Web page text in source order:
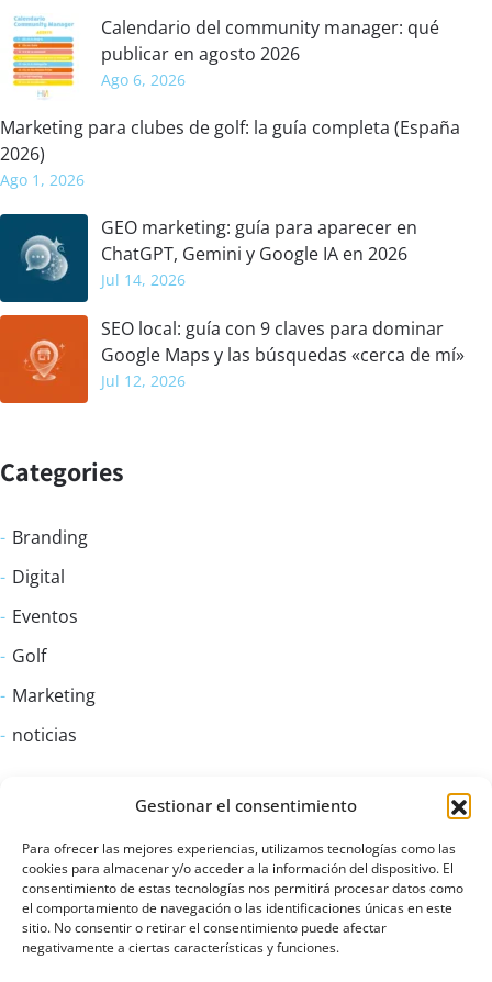
Gestionar el consentimiento
Para ofrecer las mejores experiencias, utilizamos tecnologías como las
cookies para almacenar y/o acceder a la información del dispositivo. El
consentimiento de estas tecnologías nos permitirá procesar datos como
el comportamiento de navegación o las identificaciones únicas en este
sitio. No consentir o retirar el consentimiento puede afectar
negativamente a ciertas características y funciones.
Calendario del community manager: qué
publicar en agosto 2026
Ago 6, 2026
Marketing para clubes de golf: la guía completa (España
2026)
Ago 1, 2026
GEO marketing: guía para aparecer en
ChatGPT, Gemini y Google IA en 2026
Jul 14, 2026
SEO local: guía con 9 claves para dominar
Google Maps y las búsquedas «cerca de mí»
Jul 12, 2026
Categories
Branding
Digital
Eventos
Golf
Marketing
noticias